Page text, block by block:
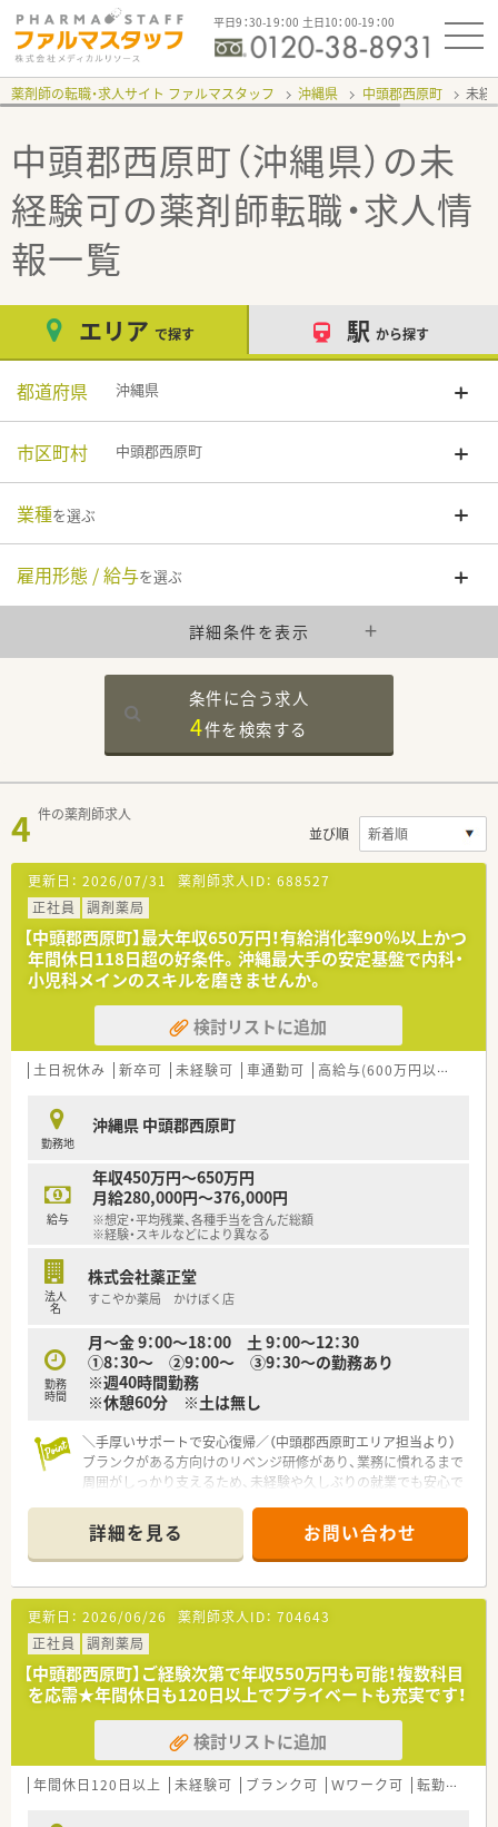
平日9：30-19：00 土日10：00-19：00
薬剤師の転職・求人サイト ファルマスタッフ 沖縄県 中頭郡西原町 未経
中頭郡西原町（沖縄県）の未
経験可の薬剤師転職・求人情
報一覧
エリア で探す 駅 から探す
都道府県 沖縄県
市区町村 中頭郡西原町
業種を選ぶ
雇用形態 / 給与を選ぶ
詳細条件を表示
条件に合う求人
4件を検索する
4 件の薬剤師求人
並び順
更新日： 2026/07/31 薬剤師求人ID： 688527
正社員
調剤薬局
【中頭郡西原町】最大年収650万円！有給消化率90％以上かつ
年間休日118日超の好条件。沖縄最大手の安定基盤で内科・
小児科メインのスキルを磨きませんか。
検討リストに追加
土日祝休み 新卒可 未経験可 車通勤可 高給与(600万円以上)
勤務地
沖縄県 中頭郡西原町
給与
年収450万円～650万円
月給280,000円～376,000円
※想定・平均残業、各種手当を含んだ総額
※経験・スキルなどにより異なる
法人
名
株式会社薬正堂
すこやか薬局 かけぼく店
勤務
時間
月～金 9：00～18：00 土 9：00～12：30
①8：30～ ②9：00～ ③9：30～の勤務あり
※週40時間勤務
※休憩60分 ※土は無し
＼手厚いサポートで安心復帰／（中頭郡西原町エリア担当より）
ブランクがある方向けのリベンジ研修があり、業務に慣れるまで
周囲がしっかり支えるため、未経験や久しぶりの就業でも安心で
【店舗情報と応需状況について】
■近隣にあるハートライフクリニックより内科や小児科、糖尿病
内科をメインに1日100枚前後の処方箋を応需しています。
■薬剤師は3～4名体制で運営されており、医療事務スタッフは6
名と手厚く配置されているため、調剤補助体制も非常に充実して
います。
■現在は居宅在宅業務を3件実施しており、外来業務と並行して
地域に密着した薬学的管理の実績を積むことが可能な環境で
す。
【募集背景と求める人物像について】
■欠員補充に伴う急募案件であり、即戦力として期待される実務
経験3年以上の薬剤師の方を優先的に採用したいと考えていま
詳細を見る お問い合わせ
更新日： 2026/06/26 薬剤師求人ID： 704643
正社員
調剤薬局
【中頭郡西原町】ご経験次第で年収550万円も可能！複数科目
を応需★年間休日も120日以上でプライベートも充実です！
検討リストに追加
年間休日120日以上 未経験可 ブランク可 Ｗワーク可 転勤なし